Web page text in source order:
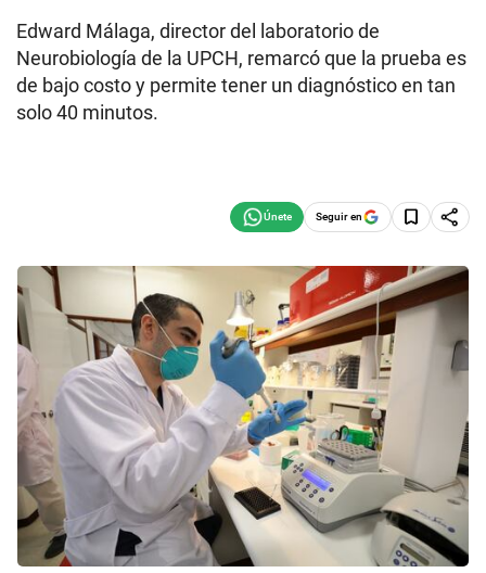
Edward Málaga, director del laboratorio de
Neurobiología de la UPCH, remarcó que la prueba es
de bajo costo y permite tener un diagnóstico en tan
solo 40 minutos.
Seguir en